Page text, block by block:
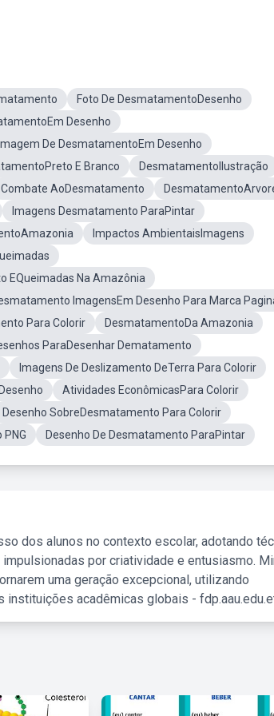
Foto De DesmatamentoDesenho
Desenho
Imagem De DesmatamentoEm Desenho
E Branco
DesmatamentoIlustração
Combate AoDesmatamento
Imagens Desmatamento ParaPintar
Impactos AmbientaisImagens
EQueimadas Na Amazônia
ImagensEm Desenho Para Marca
Para Colorir
DesmatamentoDa Amazonia
ParaDesenhar Dematamento
Imagens De Deslizamento DeTerra Para Colorir
Atividades EconômicasPara Colorir
Desenho SobreDesmatamento Para Colorir
Desenho De Desmatamento ParaPintar
dos alunos no contexto escolar, adotando
por criatividade e entusiasmo.
uma geração excepcional, utilizando
acadêmicas globais -